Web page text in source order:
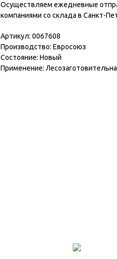
Осуществляем ежедневные
компаниями со склада в Санкт-
Артикул: 0067608
Производство: Евросоюз
Состояние: Новый
Применение: